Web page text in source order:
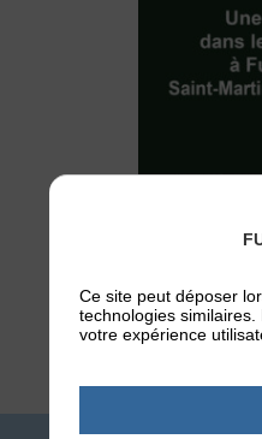
Ce site peut déposer
technologies
votre expérience